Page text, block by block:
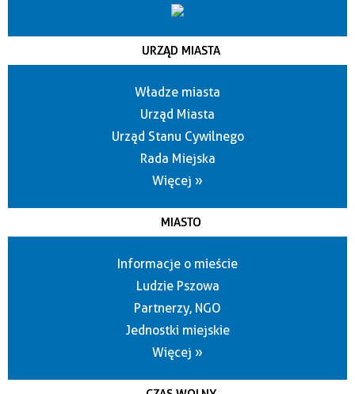
URZĄD MIASTA
Władze miasta
Urząd Miasta
Urząd Stanu Cywilnego
Rada Miejska
Więcej »
MIASTO
Informacje o mieście
Ludzie Pszowa
Partnerzy, NGO
Jednostki miejskie
Więcej »